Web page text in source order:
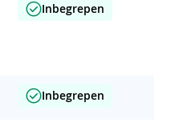
Inbegrepen
Inbegrepen